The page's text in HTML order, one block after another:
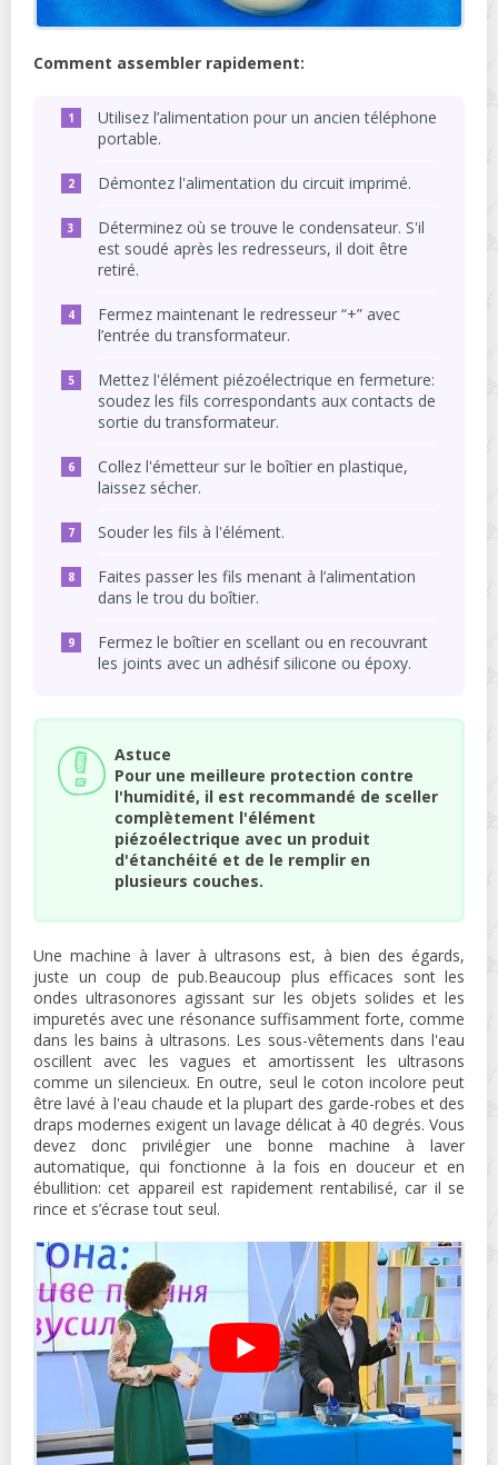
Comment assembler rapidement:
Utilisez l’alimentation pour un ancien téléphone
portable.
Démontez l'alimentation du circuit imprimé.
Déterminez où se trouve le condensateur. S'il
est soudé après les redresseurs, il doit être
retiré.
Fermez maintenant le redresseur “+” avec
l’entrée du transformateur.
Mettez l'élément piézoélectrique en fermeture:
soudez les fils correspondants aux contacts de
sortie du transformateur.
Collez l'émetteur sur le boîtier en plastique,
laissez sécher.
Souder les fils à l'élément.
Faites passer les fils menant à l’alimentation
dans le trou du boîtier.
Fermez le boîtier en scellant ou en recouvrant
les joints avec un adhésif silicone ou époxy.
Astuce
Pour une meilleure protection contre
l'humidité, il est recommandé de sceller
complètement l'élément
piézoélectrique avec un produit
d'étanchéité et de le remplir en
plusieurs couches.
Une machine à laver à ultrasons est, à bien des égards,
juste un coup de pub.Beaucoup plus efficaces sont les
ondes ultrasonores agissant sur les objets solides et les
impuretés avec une résonance suffisamment forte, comme
dans les bains à ultrasons. Les sous-vêtements dans l'eau
oscillent avec les vagues et amortissent les ultrasons
comme un silencieux. En outre, seul le coton incolore peut
être lavé à l'eau chaude et la plupart des garde-robes et des
draps modernes exigent un lavage délicat à 40 degrés. Vous
devez donc privilégier une bonne machine à laver
automatique, qui fonctionne à la fois en douceur et en
ébullition: cet appareil est rapidement rentabilisé, car il se
rince et s’écrase tout seul.